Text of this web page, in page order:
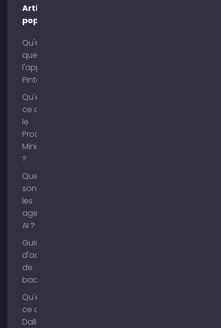
Articles
populaires
Qu'est-ce
que
l'application
Pinterest ?
Qu'est-
ce que
le
Process
Mining
?
Que
sont
les
agents
AI ?
Guide
d'achat
de
backlinks
Qu'est-
ce que
Dall-E ?